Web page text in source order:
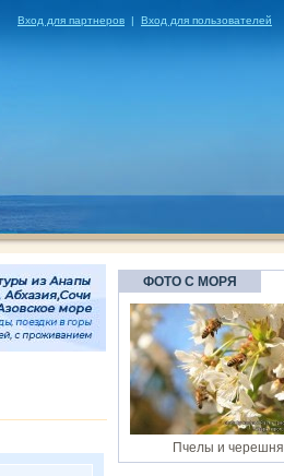
Вход для партнеров | Вход для пользователей
ФОТО С МОРЯ
Пчелы и черешня